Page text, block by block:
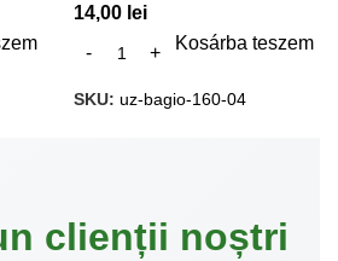
14,00 lei
Kosárba teszem
SKU: uz-bagio-160-04
clienții noștri